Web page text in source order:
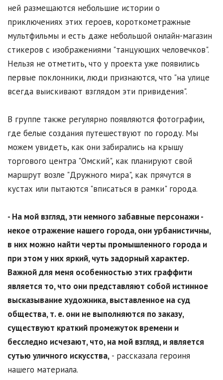
ней размещаются небольшие истории о
приключениях этих героев, короткометражные
мультфильмы и есть даже небольшой онлайн-магазин
стикеров с изображениями "танцующих человечков".
Нельзя не отметить, что у проекта уже появились
первые поклонники, люди признаются, что "на улице
всегда выискивают взглядом эти привидения".
В группе также регулярно появляются фотографии,
где белые создания путешествуют по городу. Мы
можем увидеть, как они забирались на крышу
торгового центра "Омский", как планируют свой
маршрут возле "Дружного мира", как прячутся в
кустах или пытаются "вписаться в рамки" города.
- На мой взгляд, эти немного забавные персонажи -
некое отражение нашего города, они урбанистичны,
в них можно найти черты промышленного города и
при этом у них яркий, чуть задорный характер.
Важной для меня особенностью этих граффити
является то, что они представляют собой истинное
высказывание художника, выставленное на суд
общества, т. е. они не выполняются по заказу,
существуют краткий промежуток времени и
бесследно исчезают, что, на мой взгляд, и является
сутью уличного искусства, - рассказала героиня
нашего материала.